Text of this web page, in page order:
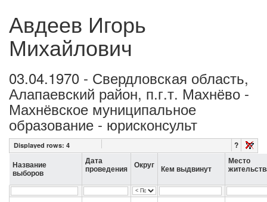
Авдеев Игорь
Михайлович
03.04.1970 - Свердловская область,
Алапаевский район, п.г.т. Махнёво -
Махнёвское муниципальное
образование - юрисконсульт
Displayed rows: 4 ?
Название
выборов
Дата
проведения
Округ Кем выдвинут
Место